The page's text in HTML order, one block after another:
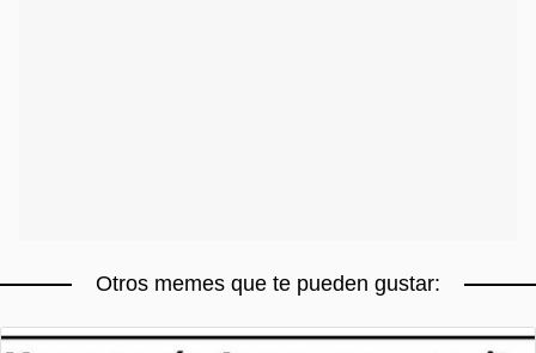
Otros memes que te pueden gustar: